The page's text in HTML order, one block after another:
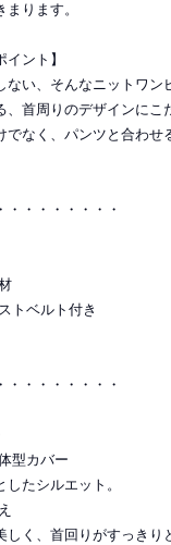
ります。
ント】
い、そんなニットワン
首周りのデザインにこ
なく、パンツと合わせ
・・・・・・・・
トベルト付き
・・・・・・・・
型カバー
たシルエット。
く、首回りがすっきり